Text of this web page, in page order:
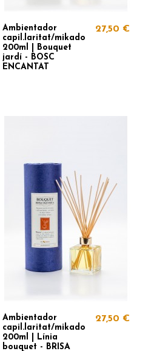
Ambientador
capil.laritat/mikado
200ml | Bouquet
jardí - BOSC
ENCANTAT
27,50 €
Ambientador
capil.laritat/mikado
200ml | Línia
bouquet - BRISA
27,50 €